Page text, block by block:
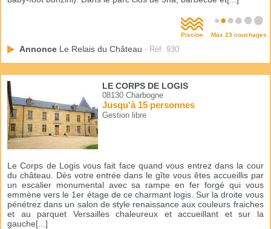
Piscine Max 23 couchages
Annonce Le Relais du Château - Réf. 930
LE CORPS DE LOGIS
08130 Charbogne
Jusqu'à 15 personnes
Gestion libre
Le Corps de Logis vous fait face quand vous entrez dans la cour
du château. Dès votre entrée dans le gîte vous êtes accueillis par
un escalier monumental avec sa rampe en fer forgé qui vous
emmène vers le 1er étage de ce charmant logis. Sur la droite vous
pénétrez dans un salon de style renaissance aux couleurs fraiches
et au parquet Versailles chaleureux et accueillant et sur la
gauche[...]